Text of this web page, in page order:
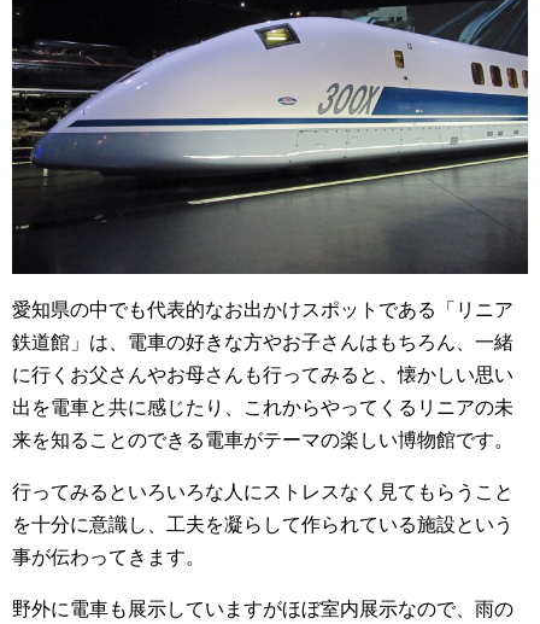
愛知県の中でも代表的なお出かけスポットである「リニア
鉄道館」は、電車の好きな方やお子さんはもちろん、一緒
に行くお父さんやお母さんも行ってみると、懐かしい思い
出を電車と共に感じたり、これからやってくるリニアの未
来を知ることのできる電車がテーマの楽しい博物館です。
行ってみるといろいろな人にストレスなく見てもらうこと
を十分に意識し、工夫を凝らして作られている施設という
事が伝わってきます。
野外に電車も展示していますがほぼ室内展示なので、雨の